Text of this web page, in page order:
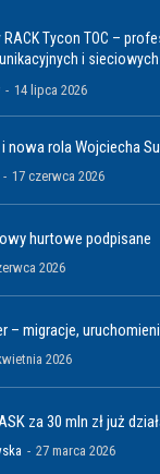
Tycon TOC –
i sieciowych
- 14 lipca 2026
nowa rola Wojciecha
- 17 czerwca 2026
hurtowe podpisane
2026
– migracje,
2026
za 30 mln zł już
- 27 marca 2026